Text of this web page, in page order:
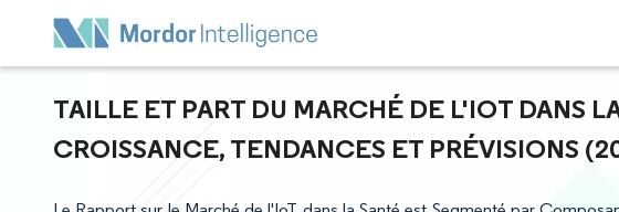
TAILLE ET PART DU MARCHÉ DE L'IOT DANS
CROISSANCE, TENDANCES ET PRÉVISIONS